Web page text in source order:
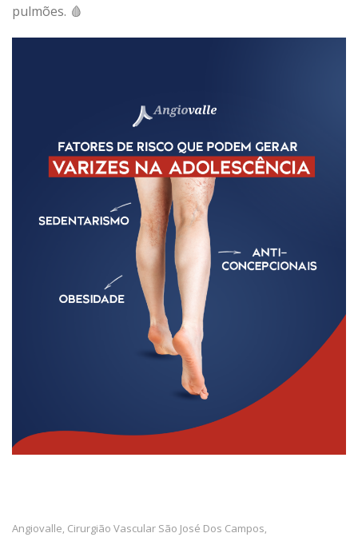
pulmões. 🩸
Angiovalle, Cirurgião Vascular São José Dos Campos,